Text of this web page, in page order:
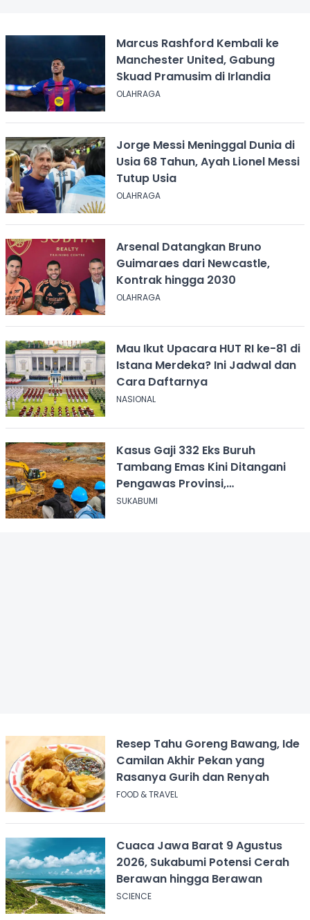
Marcus Rashford Kembali ke
Manchester United, Gabung
Skuad Pramusim di Irlandia
OLAHRAGA
Jorge Messi Meninggal Dunia di
Usia 68 Tahun, Ayah Lionel Messi
Tutup Usia
OLAHRAGA
Arsenal Datangkan Bruno
Guimaraes dari Newcastle,
Kontrak hingga 2030
OLAHRAGA
Mau Ikut Upacara HUT RI ke-81 di
Istana Merdeka? Ini Jadwal dan
Cara Daftarnya
NASIONAL
Kasus Gaji 332 Eks Buruh
Tambang Emas Kini Ditangani
Pengawas Provinsi,
Disnakertrans Sukabumi Terus
SUKABUMI
Resep Tahu Goreng Bawang, Ide
Camilan Akhir Pekan yang
Rasanya Gurih dan Renyah
FOOD & TRAVEL
Cuaca Jawa Barat 9 Agustus
2026, Sukabumi Potensi Cerah
Berawan hingga Berawan
SCIENCE